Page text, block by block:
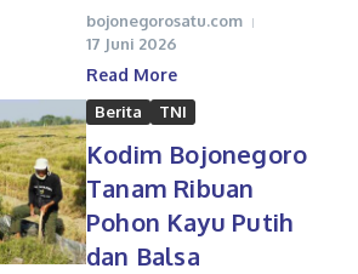
bojonegorosatu.com
17 Juni 2026
Read More
Berita TNI
Kodim Bojonegoro
Tanam Ribuan
Pohon Kayu Putih
dan Balsa